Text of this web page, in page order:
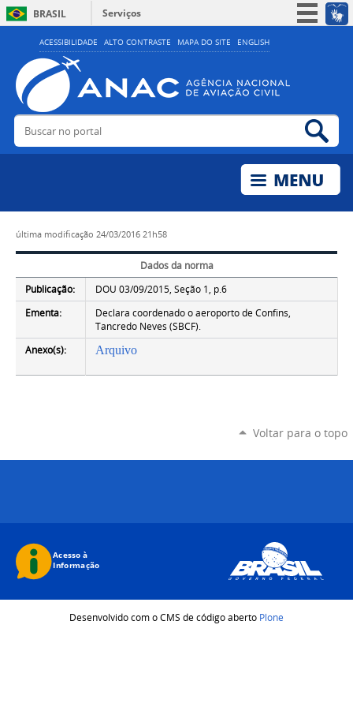
ACESSIBILIDADE ALTO CONTRASTE MAPA DO SITE ENGLISH
BRASIL
Serviços
Simplifique!
Acesso à informação
Legislação
Buscar no portal
última modificação 24/03/2016 21h58
Dados da norma
Publicação:
DOU 03/09/2015, Seção 1, p.6
Ementa:
Declara coordenado o aeroporto de Confins,
Tancredo Neves (SBCF).
Anexo(s):
Arquivo
Voltar para o topo
Desenvolvido com o CMS de código aberto Plone